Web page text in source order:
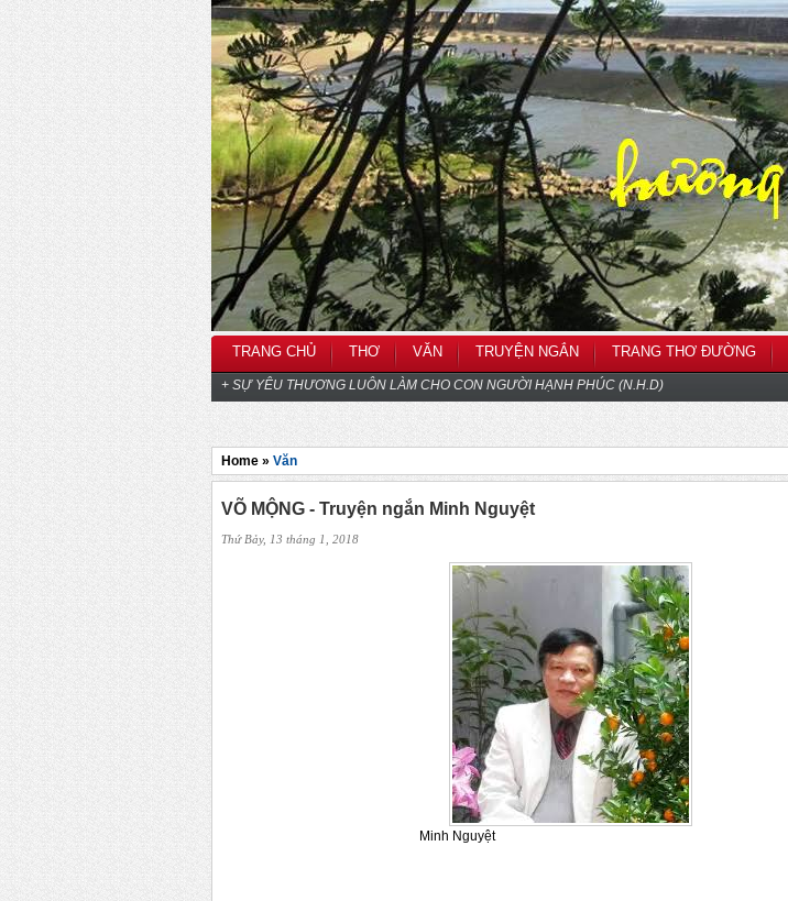
TRANG CHỦ THƠ VĂN TRUYỆN NGẮN TRANG THƠ ĐƯỜNG
+ SỰ YÊU THƯƠNG LUÔN LÀM CHO CON NGƯỜI HẠNH PHÚC (N.H.D)
Home » Văn
VÕ MỘNG - Truyện ngắn Minh Nguyệt
Thứ Bảy, 13 tháng 1, 2018
Minh Nguyệt